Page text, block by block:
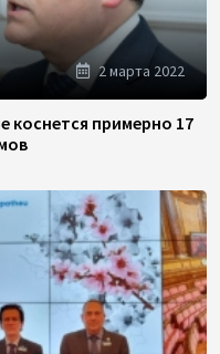
2 марта 2022
коснется примерно 17